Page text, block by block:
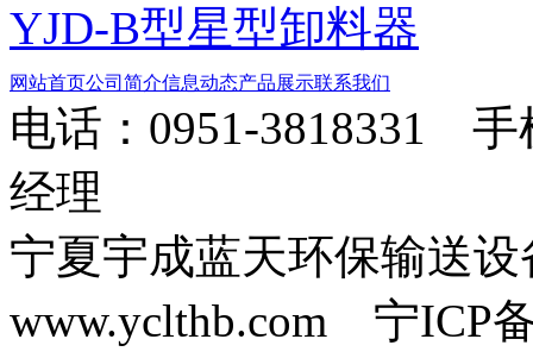
YJD-B型星型卸料器
网站首页公司简介信息动态产品展示联系我们
电话：0951-3818331 手
经理
宁夏宇成蓝天环保输送
www.yclthb.com 宁ICP